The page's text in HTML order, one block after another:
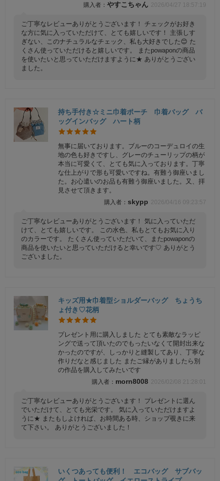
やすこちゃん 2026/04/27 18:57:19
ご丁寧なレビューありがとうございます！ チェックがお好き
な方に気に入っていただけて、とても嬉しいです！ 主張しす
ぎない、このナチュラルなチェック、私も大好きでした😊 た
くさん使っていただけると嬉しいです。 またpowaponの商品
を使いたいと思っていただけますように★ ありがとうござい
ました。
持ち手付き☆ミニ巾着ポーチ 巾着バッグ バ
ッグインバッグ ハート柄
無事に届いております。ブルーのコーデュロイの生
地の色も好きですし、グレーのチューリップの柄が
本当に可愛くて、とても気に入っております。丁寧
な仕上がりで形も可愛いですね。有難う御座いまし
た。お心遣いのお品も有難う御座いました。又、拝
見させて頂きます。
skypp 2026/04/16 09:23:57
ご丁寧なレビューありがとうございます！ 気に入っていただ
けて、とても嬉しいです。 この水色、私もとてもお気に入り
のカラーです。 たくさん使っていただいて、またpowaponの
商品を使いたいと思っていただけると幸いです♡ ありがとう
ございました。
キッズ用★巾着型ショルダーバッグ ちょうち
ょ付き♡花柄
プレゼント用に購入しました とても素敵なラッピ
ングで送って頂いたのでもったいなくて開封出来な
かったのですが、しっかりと縫製してあり、丁寧な
作りだなと感じました またご縁がありましたら別
の作品を購入してみたいです
morn8008 2026/02/08 21:28:01
ご丁寧なレビューありがとうございます！ プレゼントに選ん
でいただけて、とても光栄です。 気に入っていただけますよ
うに★ またもしよければ、お時間ある時、ショップ覗きに来
て下さい。 ありがとうございました！
いくつあっても便利！ エコバッグ サブバッ